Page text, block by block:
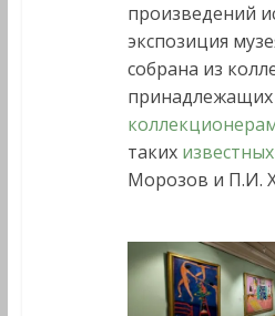
произведений
экспозиция
собрана из
принадлежащих
таких
Морозов и П.И.